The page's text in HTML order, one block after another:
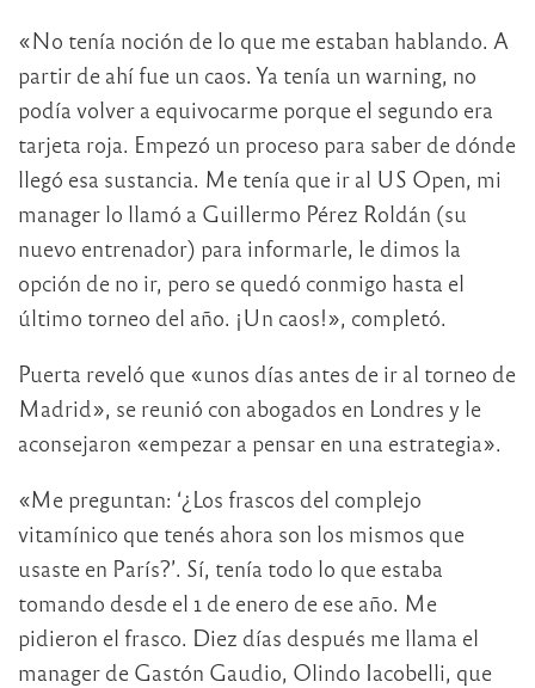
«No tenía noción de lo que me estaban hablando. A
partir de ahí fue un caos. Ya tenía un warning, no
podía volver a equivocarme porque el segundo era
tarjeta roja. Empezó un proceso para saber de dónde
llegó esa sustancia. Me tenía que ir al US Open, mi
manager lo llamó a Guillermo Pérez Roldán (su
nuevo entrenador) para informarle, le dimos la
opción de no ir, pero se quedó conmigo hasta el
último torneo del año. ¡Un caos!», completó.
Puerta reveló que «unos días antes de ir al torneo de
Madrid», se reunió con abogados en Londres y le
aconsejaron «empezar a pensar en una estrategia».
«Me preguntan: ‘¿Los frascos del complejo
vitamínico que tenés ahora son los mismos que
usaste en París?’. Sí, tenía todo lo que estaba
tomando desde el 1 de enero de ese año. Me
pidieron el frasco. Diez días después me llama el
manager de Gastón Gaudio, Olindo Iacobelli, que